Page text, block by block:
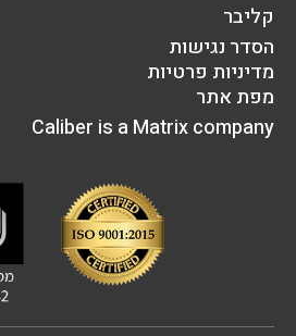
קליבר
הסדר נגישות
מדיניות פרטיות
מפת אתר
Caliber is a Matrix company